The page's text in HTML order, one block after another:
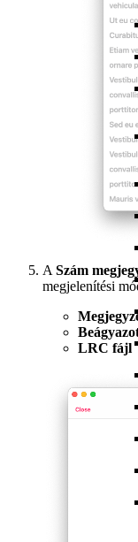
A Szám
megjelenítési
LRC fájl